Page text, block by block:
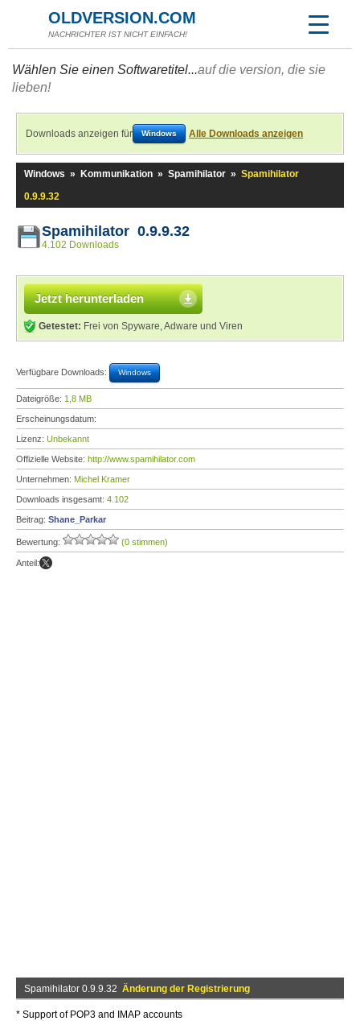
OLDVERSION.COM
NACHRICHTER IST NICHT EINFACH!
Wählen Sie einen Softwaretitel...auf die version, die sie
lieben!
Downloads anzeigen für Windows Alle Downloads anzeigen
Windows » Kommunikation » Spamihilator » Spamihilator
0.9.9.32
Spamihilator 0.9.9.32
4.102 Downloads
Jetzt herunterladen
Getestet: Frei von Spyware, Adware und Viren
Verfügbare Downloads: Windows
Dateigröße: 1,8 MB
Erscheinungsdatum:
Lizenz: Unbekannt
Offizielle Website: http://www.spamihilator.com
Unternehmen: Michel Kramer
Downloads insgesamt: 4.102
Beitrag: Shane_Parkar
Bewertung: (0 stimmen)
Anteil:
Spamihilator 0.9.9.32 Änderung der Registrierung
* Support of POP3 and IMAP accounts